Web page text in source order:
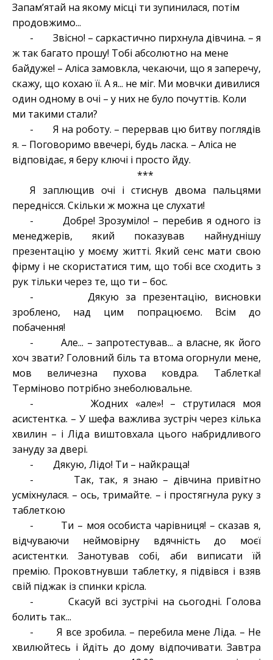
Запам’ятай на якому місці ти зупинилася, потім
продовжимо...
- Звісно! – саркастично пирхнула дівчина. – я
ж так багато прошу! Тобі абсолютно на мене
байдуже! – Аліса замовкла, чекаючи, що я заперечу,
скажу, що кохаю її. А я... не міг. Ми мовчки дивилися
один одному в очі – у них не було почуттів. Коли
ми такими стали?
- Я на роботу. – перервав цю битву поглядів
я. – Поговоримо ввечері, будь ласка. – Аліса не
відповідає, я беру ключі і просто йду.
***
Я заплющив очі і стиснув двома пальцями
переднісся. Скільки ж можна це слухати!
- Добре! Зрозуміло! – перебив я одного із
менеджерів, який показував найнуднішу
презентацію у моєму житті. Який сенс мати свою
фірму і не скористатися тим, що тобі все сходить з
рук тільки через те, що ти – бос.
- Дякую за презентацію, висновки
зроблено, над цим попрацюємо. Всім до
побачення!
- Але... – запротестував... а власне, як його
хоч звати? Головний біль та втома огорнули мене,
мов величезна пухова ковдра. Таблетка!
Терміново потрібно знеболювальне.
- Жодних «але»! – струтилася моя
асистентка. – У шефа важлива зустріч через кілька
хвилин – і Ліда виштовхала цього набридливого
зануду за двері.
- Дякую, Лідо! Ти – найкраща!
- Так, так, я знаю – дівчина привітно
усміхнулася. – ось, тримайте. – і простягнула руку з
таблеткою
- Ти – моя особиста чарівниця! – сказав я,
відчуваючи неймовірну вдячність до моєї
асистентки. Занотував собі, аби виписати їй
премію. Проковтнувши таблетку, я підвівся і взяв
свій піджак із спинки крісла.
- Скасуй всі зустрічі на сьогодні. Голова
болить так...
- Я все зробила. – перебила мене Ліда. – Не
хвилюйтесь і йдіть до дому відпочивати. Завтра